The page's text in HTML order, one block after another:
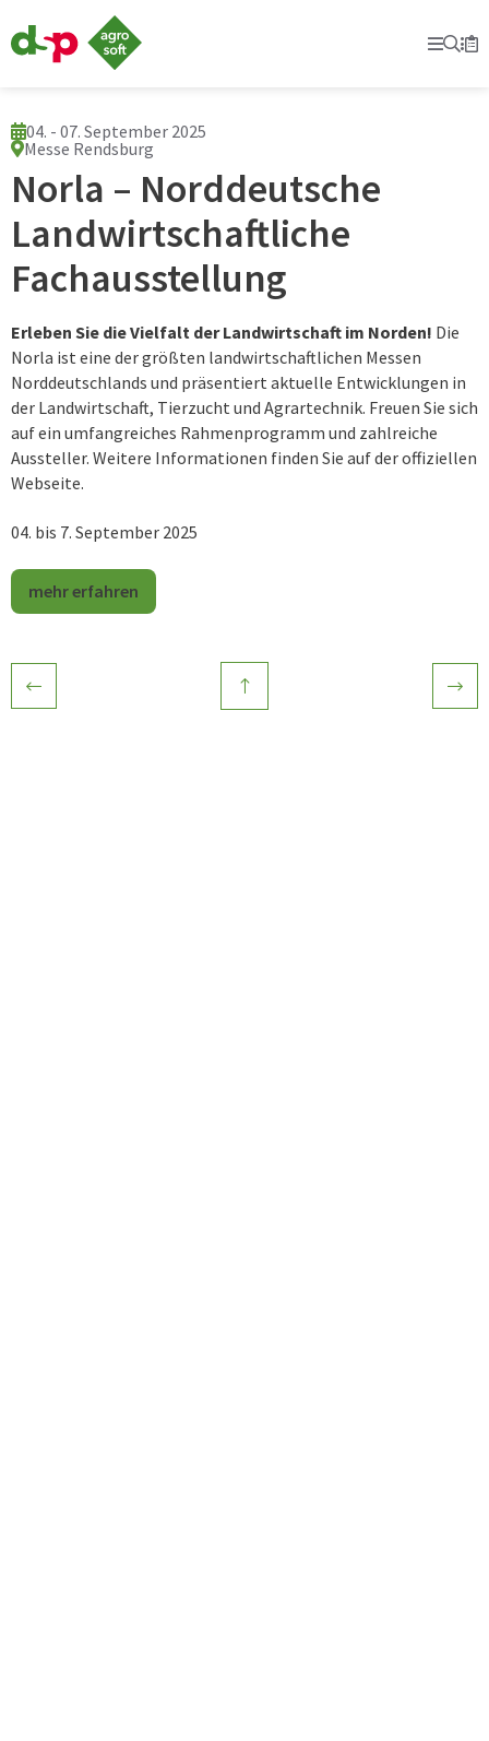
04. - 07. September 2025
Messe Rendsburg
Norla – Norddeutsche
Landwirtschaftliche
Fachausstellung
Erleben Sie die Vielfalt der Landwirtschaft im Norden! Die
Norla ist eine der größten landwirtschaftlichen Messen
Norddeutschlands und präsentiert aktuelle Entwicklungen in
der Landwirtschaft, Tierzucht und Agrartechnik. Freuen Sie sich
auf ein umfangreiches Rahmenprogramm und zahlreiche
Aussteller. Weitere Informationen finden Sie auf der offiziellen
Webseite.
04. bis 7. September 2025
mehr erfahren